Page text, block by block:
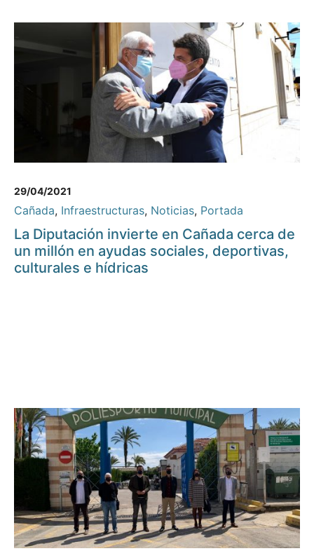
29/04/2021
Cañada, Infraestructuras, Noticias, Portada
La Diputación invierte en Cañada cerca de
un millón en ayudas sociales, deportivas,
culturales e hídricas